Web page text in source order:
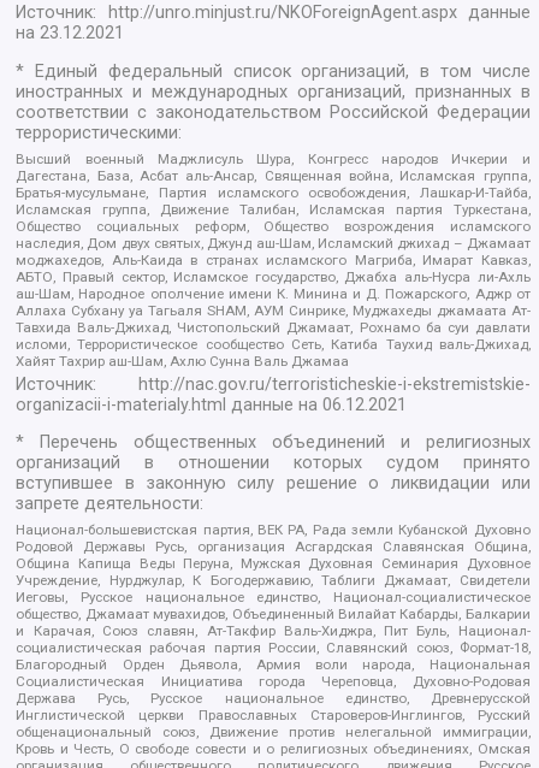
Источник: http://unro.minjust.ru/NKOForeignAgent.aspxданные
на23.12.2021
* Единый федеральный список организаций, в том числе
иностранных и международных организаций, признанных в
соответствии с законодательством Российской Федерации
террористическими:
Высший военный Маджлисуль Шура, Конгресс народов Ичкерии и
Дагестана, База, Асбат аль-Ансар, Священная война, Исламская группа,
Братья-мусульмане, Партия исламского освобождения, Лашкар-И-Тайба,
Исламская группа, Движение Талибан, Исламская партия Туркестана,
Общество социальных реформ, Общество возрождения исламского
наследия, Дом двух святых, Джунд аш-Шам, Исламский джихад – Джамаат
моджахедов, Аль-Каида в странах исламского Магриба, Имарат Кавказ,
АБТО, Правый сектор, Исламское государство, Джабха аль-Нусра ли-Ахль
аш-Шам, Народное ополчение имени К. Минина и Д. Пожарского, Аджр от
Аллаха Субхану уа Тагьаля SHAM, АУМ Синрике, Муджахеды джамаата Ат-
Тавхида Валь-Джихад, Чистопольский Джамаат, Рохнамо ба суи давлати
исломи, Террористическое сообщество Сеть, Катиба Таухид валь-Джихад,
Хайят Тахрир аш-Шам, Ахлю Сунна Валь Джамаа
Источник:
http://nac.gov.ru/terroristicheskie-i-ekstremistskie-
organizacii-i-materialy.html данные на06.12.2021
* Перечень общественных объединений и религиозных
организаций в отношении которых судом принято
вступившее в законную силу решение о ликвидации или
запрете деятельности:
Национал-большевистская партия, ВЕК РА, Рада земли Кубанской Духовно
Родовой Державы Русь, организация Асгардская Славянская Община,
Община Капища Веды Перуна, Мужская Духовная Семинария Духовное
Учреждение, Нурджулар, К Богодержавию, Таблиги Джамаат, Свидетели
Иеговы, Русское национальное единство, Национал-социалистическое
общество, Джамаат мувахидов, Объединенный Вилайат Кабарды, Балкарии
и Карачая, Союз славян, Ат-Такфир Валь-Хиджра, Пит Буль, Национал-
социалистическая рабочая партия России, Славянский союз, Формат-18,
Благородный Орден Дьявола, Армия воли народа, Национальная
Социалистическая Инициатива города Череповца, Духовно-Родовая
Держава Русь, Русское национальное единство, Древнерусской
Инглистической церкви Православных Староверов-Инглингов, Русский
общенациональный союз, Движение против нелегальной иммиграции,
Кровь и Честь, О свободе совести и о религиозных объединениях, Омская